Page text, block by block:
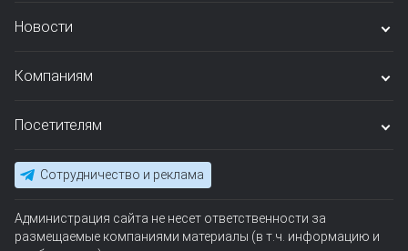
Новости
Компаниям
Посетителям
Сотрудничество и реклама
Администрация сайта не несет ответственности за
размещаемые компаниями материалы (в т.ч. информацию и